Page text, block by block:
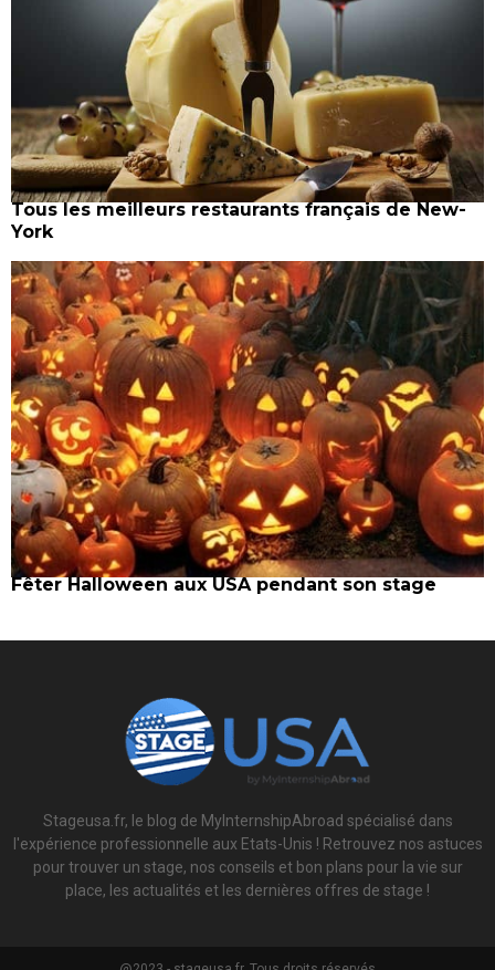
Tous les meilleurs restaurants français de New-
York
Fêter Halloween aux USA pendant son stage
Stageusa.fr, le blog de MyInternshipAbroad spécialisé dans
l'expérience professionnelle aux Etats-Unis ! Retrouvez nos astuces
pour trouver un stage, nos conseils et bon plans pour la vie sur
place, les actualités et les dernières offres de stage !